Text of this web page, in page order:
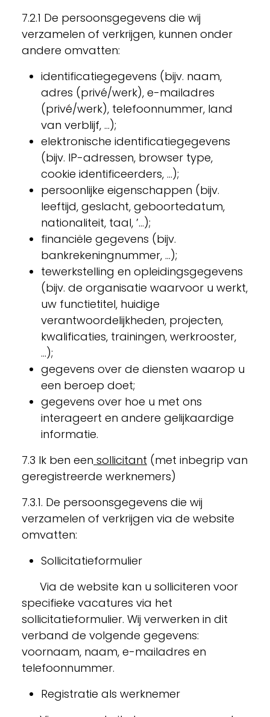
7.2.1 De persoonsgegevens die wij
verzamelen of verkrijgen, kunnen onder
andere omvatten:
identificatiegegevens (bijv. naam,
adres (privé/werk), e-mailadres
(privé/werk), telefoonnummer, land
van verblijf, ...);
elektronische identificatiegegevens
(bijv. IP-adressen, browser type,
cookie identificeerders, ...);
persoonlijke eigenschappen (bijv.
leeftijd, geslacht, geboortedatum,
nationaliteit, taal, ’...);
financiële gegevens (bijv.
bankrekeningnummer, ...);
tewerkstelling en opleidingsgegevens
(bijv. de organisatie waarvoor u werkt,
uw functietitel, huidige
verantwoordelijkheden, projecten,
kwalificaties, trainingen, werkrooster,
...);
gegevens over de diensten waarop u
een beroep doet;
gegevens over hoe u met ons
interageert en andere gelijkaardige
informatie.
7.3 Ik ben een sollicitant (met inbegrip van
geregistreerde werknemers)
7.3.1. De persoonsgegevens die wij
verzamelen of verkrijgen via de website
omvatten:
Sollicitatieformulier
Via de website kan u solliciteren voor
specifieke vacatures via het
sollicitatieformulier. Wij verwerken in dit
verband de volgende gegevens:
voornaam, naam, e-mailadres en
telefoonnummer.
Registratie als werknemer